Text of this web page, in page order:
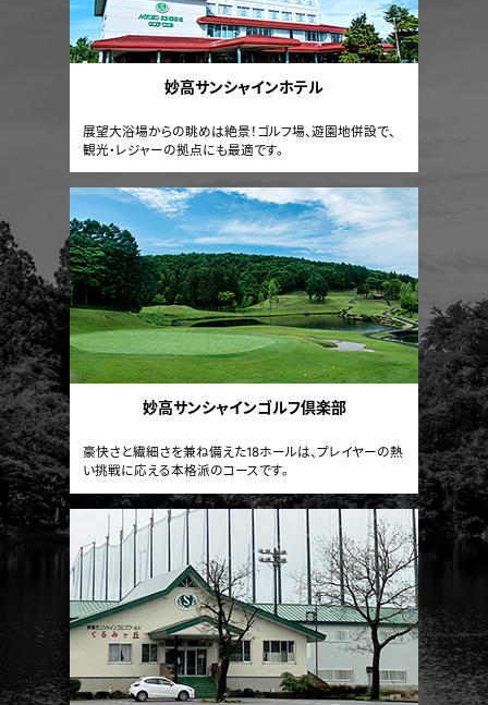
妙高サンシャインホテル
展望大浴場からの眺めは絶景！ゴルフ場、遊園地併設で、
観光・レジャーの拠点にも最適です。
妙高サンシャインゴルフ倶楽部
豪快さと繊細さを兼ね備えた18ホールは、プレイヤーの熱
い挑戦に応える本格派のコースです。